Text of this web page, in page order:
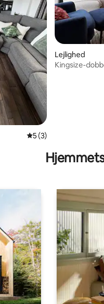
5 ud af 5 i
5 (3)
Lejlighed
Kingsize-